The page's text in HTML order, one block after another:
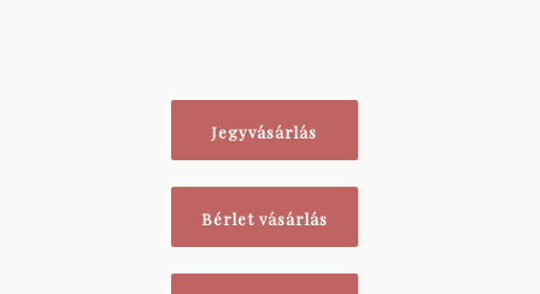
Jegyvásárlás
Bérlet vásárlás